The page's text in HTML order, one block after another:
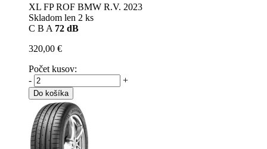
XL FP ROF BMW R.V. 2023
Skladom len 2 ks
C B A 72 dB
320,00 €
Počet kusov:
-
+
Do košíka